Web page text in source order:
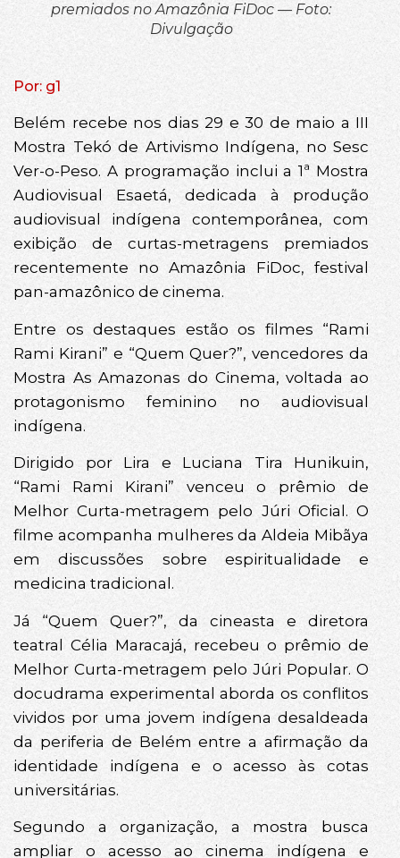
premiados no Amazônia FiDoc — Foto:
Divulgação
Por: g1
Belém recebe nos dias 29 e 30 de maio a III
Mostra Tekó de Artivismo Indígena, no Sesc
Ver-o-Peso. A programação inclui a 1ª Mostra
Audiovisual Esaetá, dedicada à produção
audiovisual indígena contemporânea, com
exibição de curtas-metragens premiados
recentemente no Amazônia FiDoc, festival
pan-amazônico de cinema.
Entre os destaques estão os filmes “Rami
Rami Kirani” e “Quem Quer?”, vencedores da
Mostra As Amazonas do Cinema, voltada ao
protagonismo feminino no audiovisual
indígena.
Dirigido por Lira e Luciana Tira Hunikuin,
“Rami Rami Kirani” venceu o prêmio de
Melhor Curta-metragem pelo Júri Oficial. O
filme acompanha mulheres da Aldeia Mibãya
em discussões sobre espiritualidade e
medicina tradicional.
Já “Quem Quer?”, da cineasta e diretora
teatral Célia Maracajá, recebeu o prêmio de
Melhor Curta-metragem pelo Júri Popular. O
docudrama experimental aborda os conflitos
vividos por uma jovem indígena desaldeada
da periferia de Belém entre a afirmação da
identidade indígena e o acesso às cotas
universitárias.
Segundo a organização, a mostra busca
ampliar o acesso ao cinema indígena e